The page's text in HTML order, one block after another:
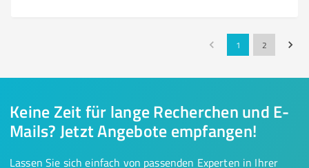
1 2
Keine Zeit für lange Recherchen und E-
Mails? Jetzt Angebote empfangen!
Lassen Sie sich einfach von passenden Experten in Ihrer